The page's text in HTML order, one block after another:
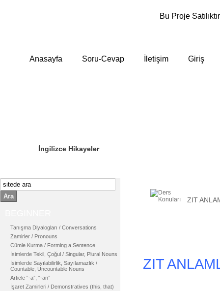
Bu Proje
Anasayfa Soru-Cevap İletişim Giriş
İngilizce Hikayeler
Ara
Tanışma Diyalogları / Conversations
Zamirler / Pronouns
Cümle Kurma / Forming a Sentence
İsimlerde Tekil, Çoğul / Singular, Plural Nouns
İsimlerde Sayılabilirlik, Sayılamazlık /
Countable, Uncountable Nouns
Article “-a”, “-an”
İşaret Zamirleri / Demonstratives (this, that)
ZIT
ZIT